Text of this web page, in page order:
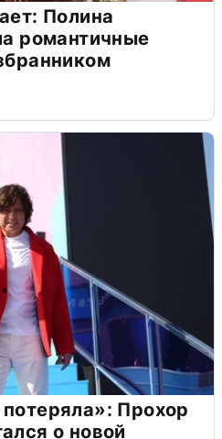
Полина
романтичные
Прохор
о новой